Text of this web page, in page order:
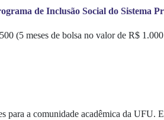
de Inclusão Social do Sistema
(5 meses de bolsa no valor de R$
para a comunidade acadêmica da UFU.